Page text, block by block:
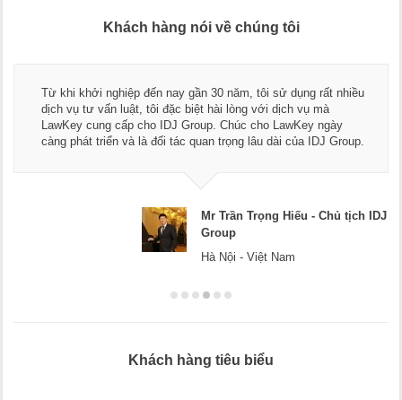
Khách hàng nói về chúng tôi
Từ khi khởi nghiệp đến nay gần 30 năm, tôi sử dụng rất nhiều
dịch vụ tư vấn luật, tôi đặc biệt hài lòng với dịch vụ mà
LawKey cung cấp cho IDJ Group. Chúc cho LawKey ngày
càng phát triển và là đối tác quan trọng lâu dài của IDJ Group.
Mr Trần Trọng Hiếu - Chủ tịch IDJ
Group
Hà Nội - Việt Nam
Khách hàng tiêu biểu